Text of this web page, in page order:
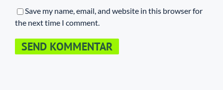
Save my name, email, and website in this browser for
the next time I comment.